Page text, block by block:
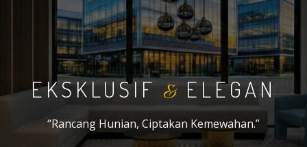
EKSKLUSIF & ELEGAN
“Rancang Hunian, Ciptakan Kemewahan.”